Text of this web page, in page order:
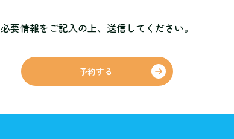
必要情報をご記入の上、 送信してください。
予約する